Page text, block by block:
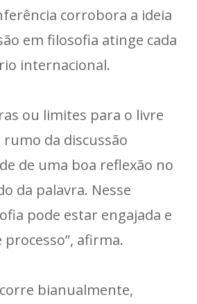
corrobora a ideia
em filosofia atinge cada
internacional.
ou limites para o livre
da discussão
de uma boa reflexão no
da palavra. Nesse
pode estar engajada e
afirma.
bianualmente,